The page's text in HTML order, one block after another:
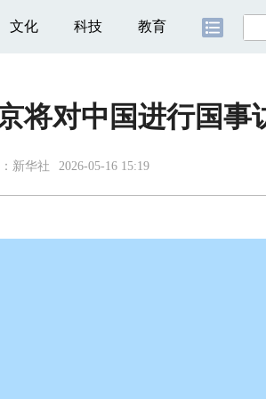
文化 科技 教育
将对中国进行国事
新华社 2026-05-16 15:19